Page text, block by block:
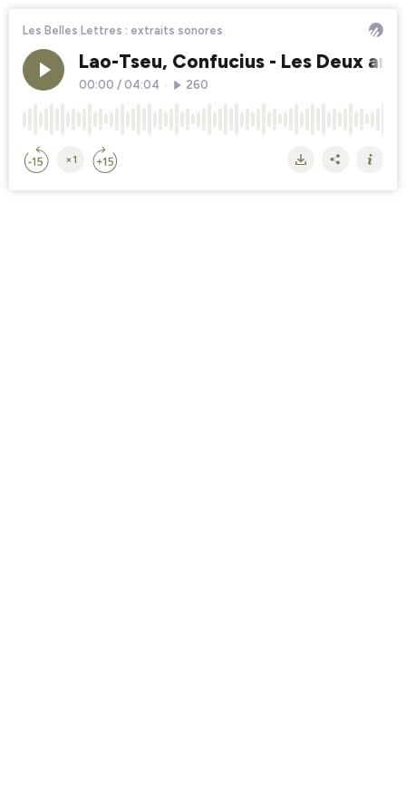
Les Belles Lettres : extraits sonores
Lao-Tseu, Confucius - Les Deux
00:00 / 04:04 260
×1